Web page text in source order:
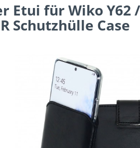
Etui für Wiko Y62
Schutzhülle Case